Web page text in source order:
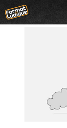
Aller
au